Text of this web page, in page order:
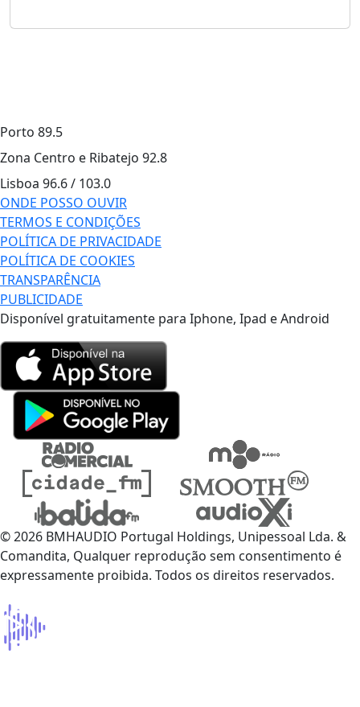
Porto 89.5
Zona Centro e Ribatejo 92.8
Lisboa 96.6 / 103.0
ONDE POSSO OUVIR
TERMOS E CONDIÇÕES
POLÍTICA DE PRIVACIDADE
POLÍTICA DE COOKIES
TRANSPARÊNCIA
PUBLICIDADE
Disponível gratuitamente para Iphone, Ipad e Android
© 2026 BMHAUDIO Portugal Holdings, Unipessoal Lda. &
Comandita, Qualquer reprodução sem consentimento é
expressamente proibida. Todos os direitos reservados.